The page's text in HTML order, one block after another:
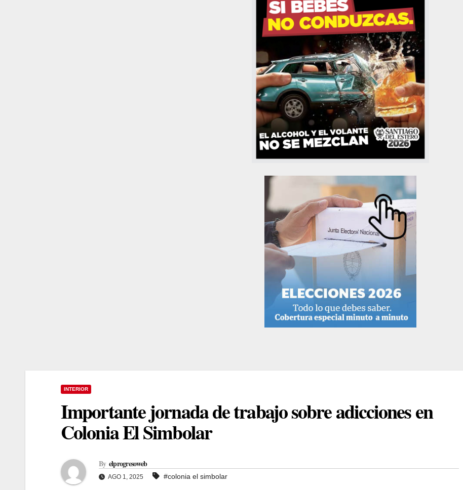
INTERIOR
Importante jornada de trabajo sobre adicciones en
Colonia El Simbolar
By elprogresoweb
AGO 1, 2025 #colonia el simbolar